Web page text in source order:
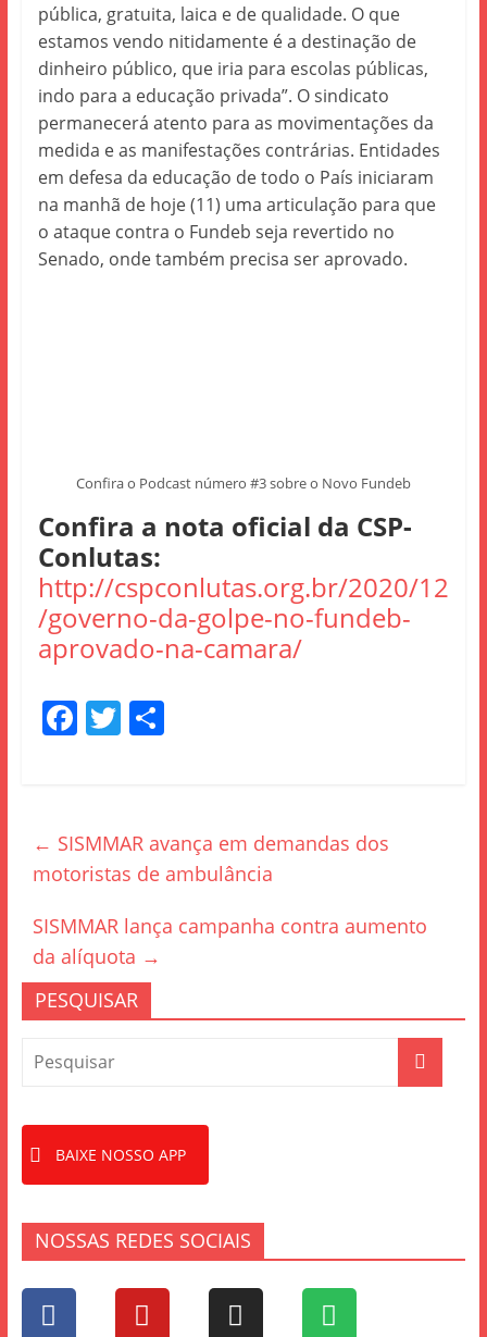
pública, gratuita, laica e de qualidade. O que
estamos vendo nitidamente é a destinação de
dinheiro público, que iria para escolas públicas,
indo para a educação privada”. O sindicato
permanecerá atento para as movimentações da
medida e as manifestações contrárias. Entidades
em defesa da educação de todo o País iniciaram
na manhã de hoje (11) uma articulação para que
o ataque contra o Fundeb seja revertido no
Senado, onde também precisa ser aprovado.
Confira o Podcast número #3 sobre o Novo Fundeb
Confira a nota oficial da CSP-
Conlutas:
http://cspconlutas.org.br/2020/12
/governo-da-golpe-no-fundeb-
aprovado-na-camara/
F
b
o
o
k
T S
← SISMMAR avança em demandas dos
motoristas de ambulância
SISMMAR lança campanha contra aumento
da alíquota →
PESQUISAR
BAIXE NOSSO APP
NOSSAS REDES SOCIAIS